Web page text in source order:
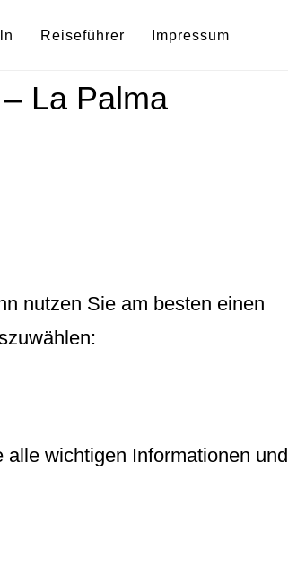
Reiseführer Impressum
La Palma
nutzen Sie am besten einen
wichtigen Informationen und